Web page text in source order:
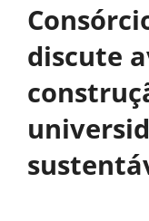
discute